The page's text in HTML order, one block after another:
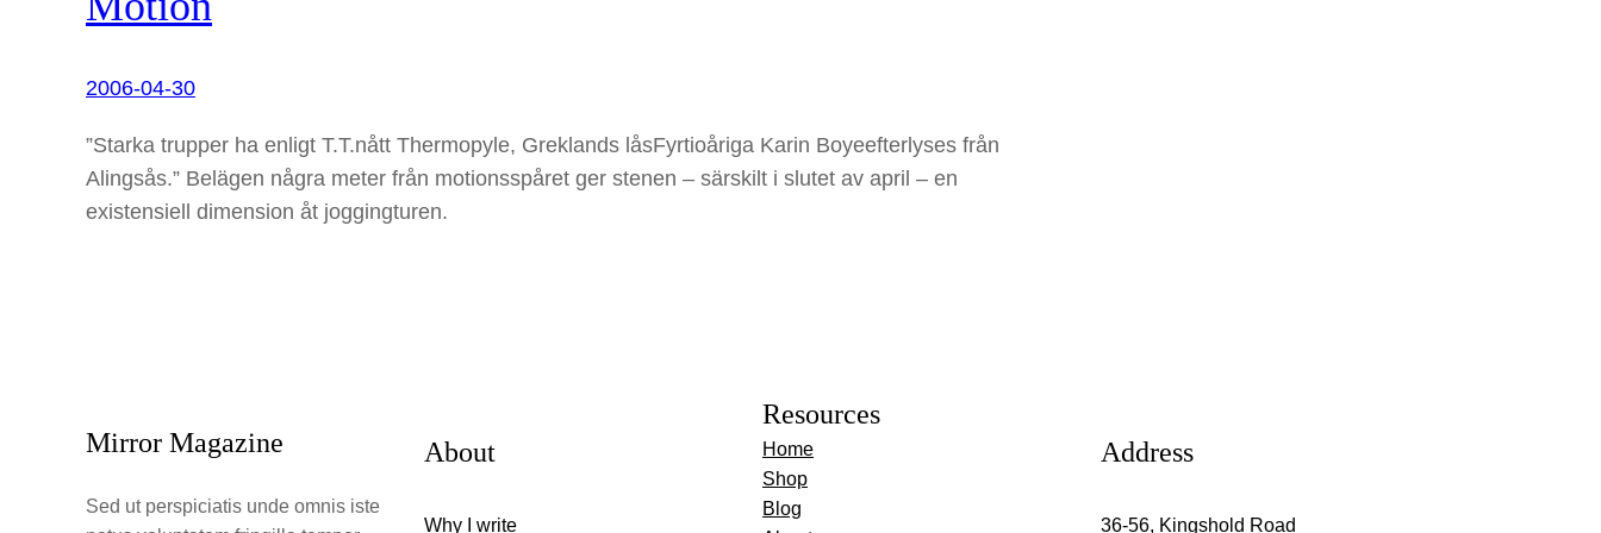
2006-04-30
”Starka trupper ha enligt T.T.nått Thermopyle, Greklands låsFyrtioåriga Karin Boyeefterlyses från
Alingsås.” Belägen några meter från motionsspåret ger stenen – särskilt i slutet av april – en
existensiell dimension åt joggingturen.
Mirror Magazine
Sed ut perspiciatis unde omnis iste
About
Why I write
Resources
Home
Shop
Blog
Address
36-56, Kingshold Road